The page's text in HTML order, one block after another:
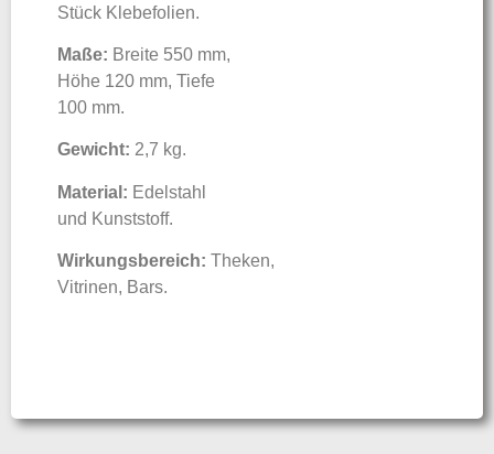
Stück Klebefolien.
Maße: Breite 550 mm,
Höhe 120 mm, Tiefe
100 mm.
Gewicht: 2,7 kg.
Material: Edelstahl
und Kunststoff.
Wirkungsbereich: Theken,
Vitrinen, Bars.